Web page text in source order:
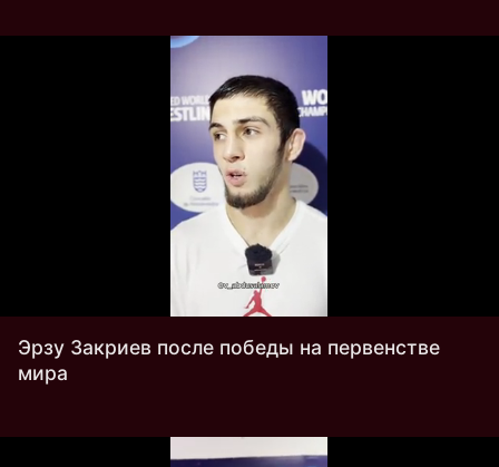
Эрзу Закриев после победы на первенстве
мира